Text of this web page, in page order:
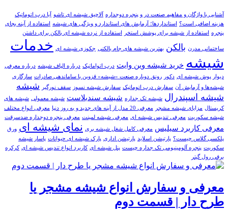
آشنایی با واژگان و مفاهیم صنعت در و پنجره دوجداره آلاچیق شیشه ای تاشو
آیا درب اتوماتیک
هزینه اضافی است؟
استانداردها؛ آزمایش های استاندارد و ویژگی های شیشه
استفاده از آینه بجای
پنجره
استفاده از شیشه برای پوشش استخر استفاده از نرده شیشه ای بالکن برای داشتن
ساختمانی مدرن بالکن بهترین شیشه های جام بالکنی جکوزی شیشه ای خدمات
شیشه خرید شيشه وين وايت درب اتواماتیک درباره الیاف شیشه درباره معرفی
دیوار پوش شیشه ای دکور رونق دوباره صنعت «شیشه» قزوین با ساماندهی صادرات سازگاری
شیشه‌ها و آزمایش آن سفارش درب اتوماتيک سفارش شيشه نسوز سقف نورگیر
شيشه
شیشه اسپندرال شیشه تک جداره شیشه سندبلاست شیشه معمولی شیشه های
کریستال مزایای شیشه مشجر معرفی 20 مدل از آینه های جدید و به روز دنیا
معرفی انواع مختلف
شیشه سکوریت معرفی تندیس شیشه ای معرفی شیشه لمینت معرفی پنجره دوجداره ضدسرقت
معرفی کاربرد سیلیس معرفی کامل شغل شیشه بری نمای شیشه ای ورق
پلکسی گلاس چیست؟ پارتيشن اسلايد پارتیشن اداری پارک شیشه ای حیوانات پاسار شيشه
سکوريت پنجره آلومینیومی تک جداره چیست پنل شیشه ای کاربرد انواع تندیس شیشه ای کرکره
برقی رول گیتر
معرفی و سفارش انواع شیشه مشجر یا
طرح دار | قسمت دوم